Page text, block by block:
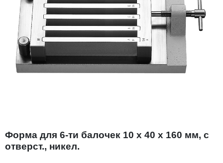
Форма для 6-ти балочек 10 х 40 х 160 мм, с
отверст., никел.